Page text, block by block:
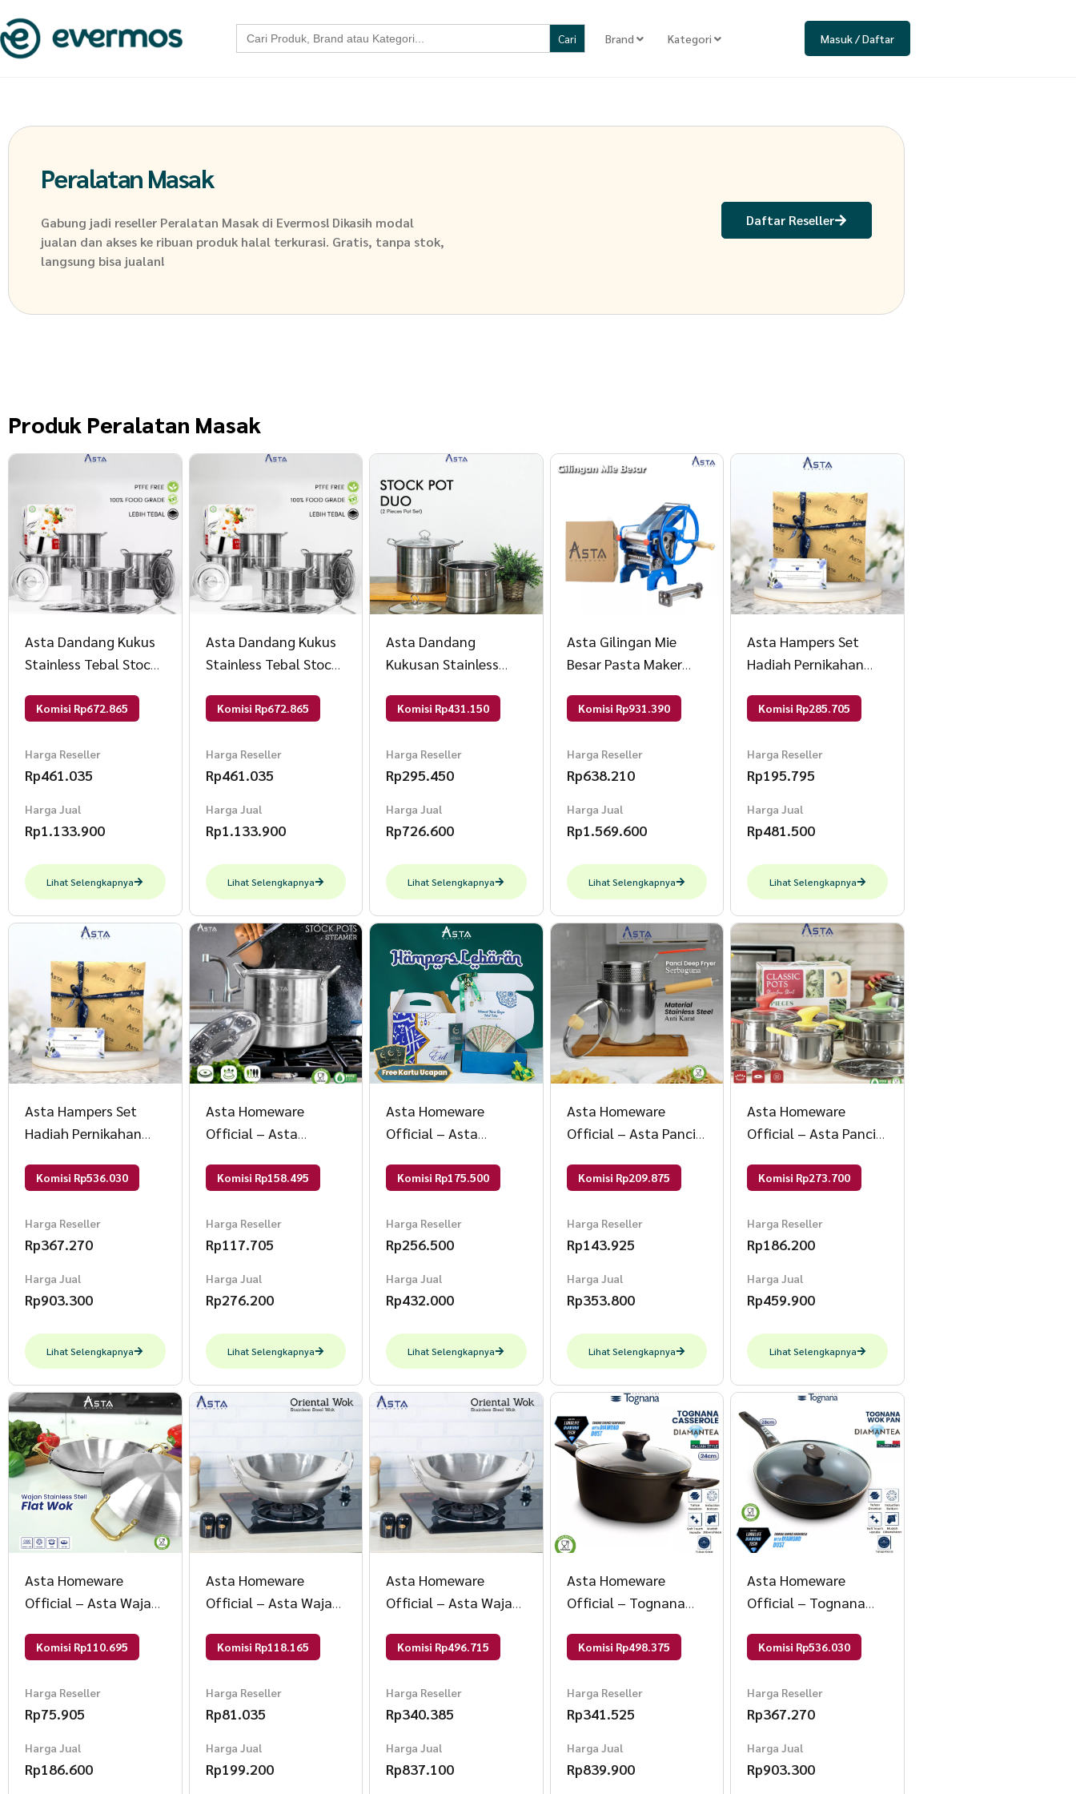
Search
for: Brand Kategori Masuk / Daftar
Peralatan Masak
Gabung jadi reseller Peralatan Masak di Evermos! Dikasih modal
jualan dan akses ke ribuan produk halal terkurasi. Gratis, tanpa stok,
langsung bisa jualan!
Daftar Reseller
Produk Peralatan Masak
Asta Dandang Kukus
Stainless Tebal Stock
pcs Warna Silver
Komisi Rp672.865
Harga Reseller
Rp461.035
Harga Jual
Rp1.133.900
Lihat Selengkapnya
Asta Dandang Kukus
Stainless Tebal Stock
pcs Warna Silver
Komisi Rp672.865
Harga Reseller
Rp461.035
Harga Jual
Rp1.133.900
Lihat Selengkapnya
Asta Dandang
Kukusan Stainless
Tutup Kaca Tebal Set
ASSP-02
Komisi Rp431.150
Harga Reseller
Rp295.450
Harga Jual
Rp726.600
Lihat Selengkapnya
Asta Gilingan Mie
Besar Pasta Maker
Warna Biru
Komisi Rp931.390
Harga Reseller
Rp638.210
Harga Jual
Rp1.569.600
Lihat Selengkapnya
Asta Hampers Set
Hadiah Pernikahan
Kartu Ucapan +
Classic Pot Hijau
Komisi Rp285.705
Harga Reseller
Rp195.795
Harga Jual
Rp481.500
Lihat Selengkapnya
Asta Hampers Set
Hadiah Pernikahan
Kartu Ucapan +
Tognana Wok Pan
28cm
Komisi Rp536.030
Harga Reseller
Rp367.270
Harga Jual
Rp903.300
Lihat Selengkapnya
Asta Homeware
Official – Asta
Kukusan Stainless
Satuan Ukuran 25 cm
Komisi Rp158.495
Harga Reseller
Rp117.705
Harga Jual
Rp276.200
Lihat Selengkapnya
Asta Homeware
Official – Asta
Lebaran Idul Fitri
Set Hampers Hampers
Paket Silahturahmi
Komisi Rp175.500
Harga Reseller
Rp256.500
Harga Jual
Rp432.000
Lihat Selengkapnya
Asta Homeware
Official – Asta Panci
Steel Multi Fungsi
Tebal Food Grade Anti
Karat Size 17 cm
Komisi Rp209.875
Harga Reseller
Rp143.925
Harga Jual
Rp353.800
Lihat Selengkapnya
Asta Homeware
Official – Asta Panci
Susun 4 Stainless
Komisi Rp273.700
Harga Reseller
Rp186.200
Harga Jual
Rp459.900
Lihat Selengkapnya
Asta Homeware
Official – Asta Wajan
Steel Anti Lengket
Komisi Rp110.695
Harga Reseller
Rp75.905
Harga Jual
Rp186.600
Asta Homeware
Official – Asta Wajan
Oriental Wok
Ukuran 28 cm
Komisi Rp118.165
Harga Reseller
Rp81.035
Harga Jual
Rp199.200
Asta Homeware
Official – Asta Wajan
Oriental Wok
Ukuran 60 cm
Komisi Rp496.715
Harga Reseller
Rp340.385
Harga Jual
Rp837.100
Asta Homeware
Official – Tognana
Casserole Panci
24 cm Size Casserole
24 cm
Komisi Rp498.375
Harga Reseller
Rp341.525
Harga Jual
Rp839.900
Asta Homeware
Official – Tognana
Wajan Penggorengan
Kaca 28 cm Size Wok
Pan 28 cm
Komisi Rp536.030
Harga Reseller
Rp367.270
Harga Jual
Rp903.300